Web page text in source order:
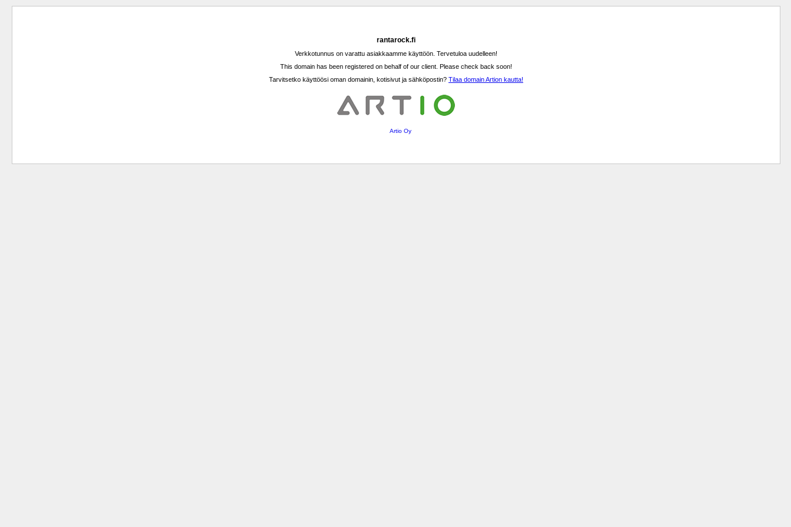
rantarock.fi
Verkkotunnus on varattu asiakkaamme käyttöön. Tervetuloa uudelleen!
This domain has been registered on behalf of our client. Please check back soon!
Tarvitsetko käyttöösi oman domainin, kotisivut ja sähköpostin? Tilaa domain Artion kautta!
Artio Oy